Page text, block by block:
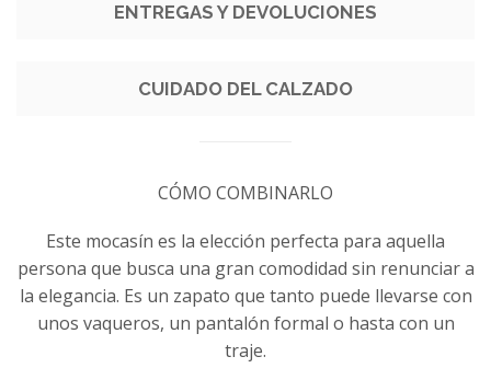
ENTREGAS Y DEVOLUCIONES
CUIDADO DEL CALZADO
CÓMO COMBINARLO
Este mocasín es la elección perfecta para aquella
persona que busca una gran comodidad sin renunciar a
la elegancia. Es un zapato que tanto puede llevarse con
unos vaqueros, un pantalón formal o hasta con un
traje.